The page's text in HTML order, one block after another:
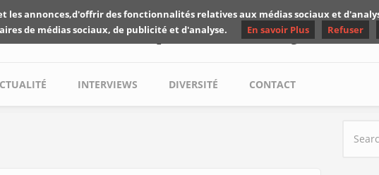
Les critiques de Yuyine
INTERVIEWS DIVERSITÉ CONTACT
les annonces,d'offrir des fonctionnalités relatives aux médias sociaux et
de médias sociaux, de publicité et d'analyse.
En savoir Plus Refuser